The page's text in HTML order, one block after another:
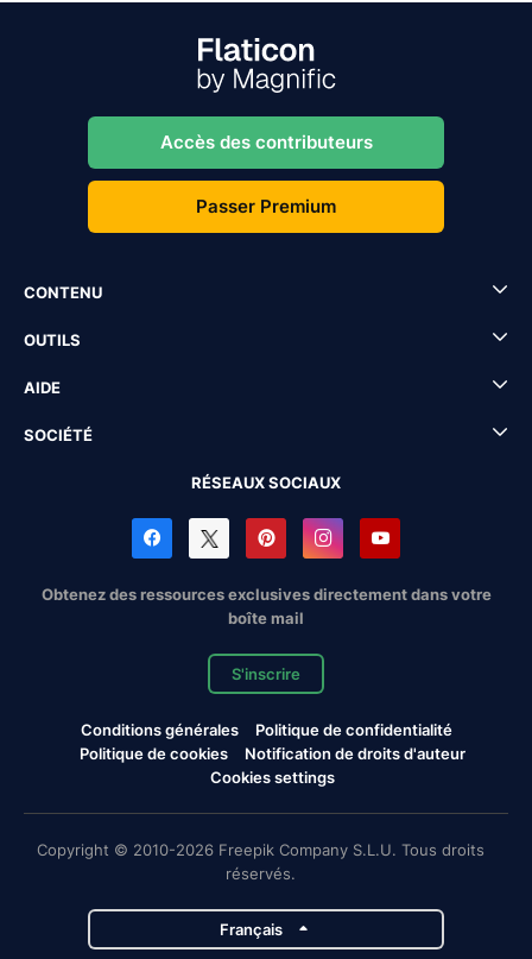
Accès des contributeurs
Passer Premium
CONTENU
OUTILS
AIDE
SOCIÉTÉ
RÉSEAUX SOCIAUX
Obtenez des ressources exclusives directement dans votre
boîte mail
S'inscrire
Conditions générales
Politique de confidentialité
Politique de cookies
Notification de droits d'auteur
Cookies settings
Copyright © 2010-2026 Freepik Company S.L.U. Tous droits
réservés.
Français